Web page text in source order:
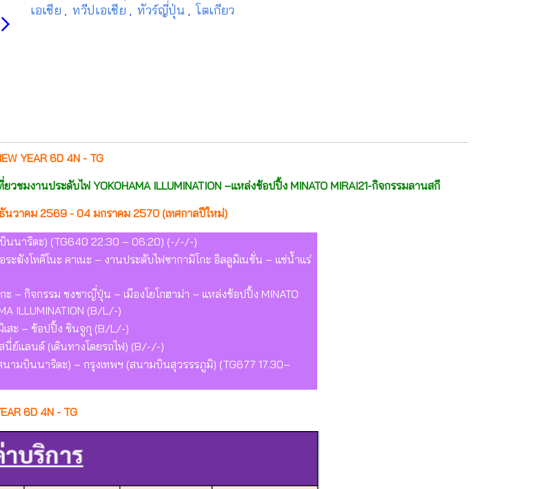
เอเชีย
ทวีปเอเชีย ทัวร์ญี่ปุ่น โตเกียว
YEAR 6D 4N - TG
ชมงานประดับไฟ YOKOHAMA ILLUMINATION –แหล่งช้อปปิ้ง MINATO MIRAI21-กิจกรรมลานสกี
าคม 2569 - 04 มกราคม 2570 (เทศกาลปีใหม่)
นนาริตะ) (TG640 22.30 – 06.20) (-/-/-)
ะฆังโทคิโนะ คาเนะ – งานประดับไฟซากามิโกะ อิลลูมิเนชั่น – แช่น้ำแร่
– กิจกรรม ชงชาญี่ปุ่น – เมืองโยโกฮาม่า – แหล่งช้อปปิ้ง MINATO
ILLUMINATION (B/L/-)
เสะ – ช้อปปิ้ง ชินจูกุ (B/L/-)
นี่ย์แลนด์ (เดินทางโดยรถไฟ) (B/-/-)
ามบินนาริตะ) – กรุงเทพฯ (สนามบินสุวรรรภูมิ) (TG677 17.30–
6D 4N - TG